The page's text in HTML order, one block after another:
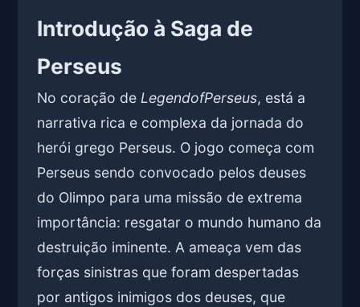
Introdução à Saga de
Perseus
No coração de LegendofPerseus, está a
narrativa rica e complexa da jornada do
herói grego Perseus. O jogo começa com
Perseus sendo convocado pelos deuses
do Olimpo para uma missão de extrema
importância: resgatar o mundo humano da
destruição iminente. A ameaça vem das
forças sinistras que foram despertadas
por antigos inimigos dos deuses, que